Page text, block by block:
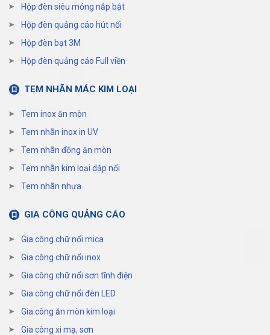
Hộp đèn siêu mỏng nắp bật
Hộp đèn quảng cáo hút nổi
Hộp đèn bạt 3M
Hộp đèn quảng cáo Full viền
TEM NHÃN MÁC KIM LOẠI
Tem inox ăn mòn
Tem nhãn inox in UV
Tem nhãn đồng ăn mòn
Tem nhãn kim loại dập nổi
Tem nhãn nhựa
GIA CÔNG QUẢNG CÁO
Gia công chữ nổi mica
Gia công chữ nổi inox
Gia công chữ nổi sơn tĩnh điện
Gia công chữ nổi đèn LED
Gia công ăn mòn kim loại
Gia công xi mạ, sơn